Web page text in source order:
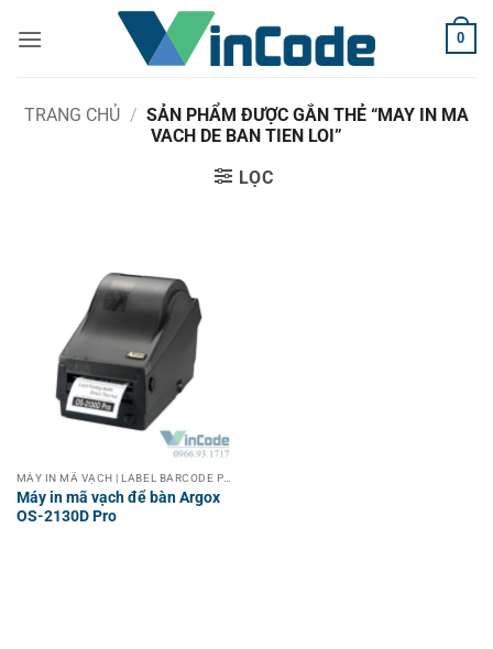
qua
0
TRANG CHỦ / SẢN PHẨM ĐƯỢC GẮN THẺ “MAY IN MA
VACH DE BAN TIEN LOI”
LỌC
Máy in mã vạch để bàn Argox
OS-2130D Pro